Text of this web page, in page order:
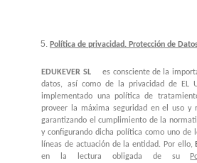
Política de privacidad. Protección de
EDUKEVER SL
es consciente de la
datos, así como de la privacidad de EL
implementado una política de
proveer la máxima seguridad en el uso y
garantizando el cumplimiento de la
y configurando dicha política como uno de
líneas de actuación de la entidad. Por ello,
en la lectura obligada de su